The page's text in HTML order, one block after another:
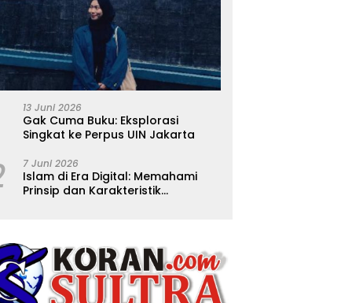
13 Juni 2026
Gak Cuma Buku: Eksplorasi
Singkat ke Perpus UIN Jakarta
7 Juni 2026
Islam di Era Digital: Memahami
Prinsip dan Karakteristik